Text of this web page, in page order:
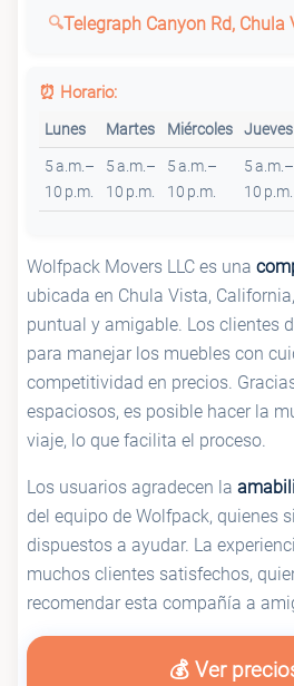
Telegraph Canyon Rd, Chula
⏰ Horario:
Lunes Martes Miércoles Jueves
5 a.m.–
10 p.m.
5 a.m.–
10 p.m.
5 a.m.–
10 p.m.
5 a.m.–
10 p.m.
Wolfpack Movers LLC es una
ubicada en Chula Vista,
puntual y amigable. Los clientes
para manejar los muebles con
competitividad en precios.
espaciosos, es posible hacer la
viaje, lo que facilita el proceso.
Los usuarios agradecen la
del equipo de Wolfpack, quienes
dispuestos a ayudar. La
muchos clientes satisfechos,
recomendar esta compañía a
💰 Ver